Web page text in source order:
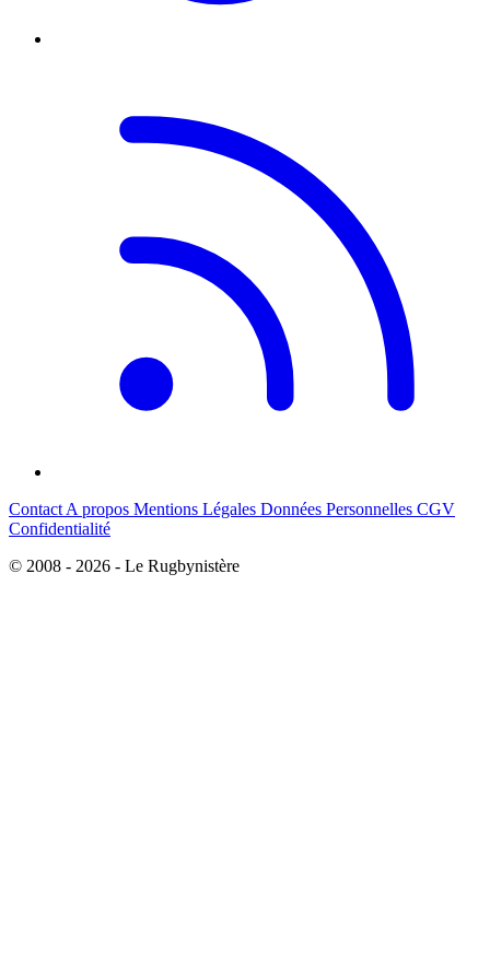
Contact A propos Mentions Légales Données Personnelles CGV
Confidentialité
© 2008 - 2026 - Le Rugbynistère